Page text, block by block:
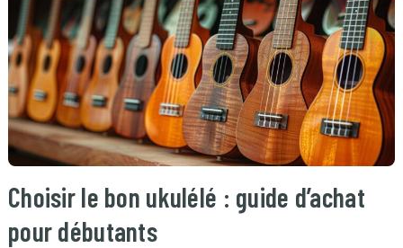
Choisir le bon ukulélé : guide d’achat
pour débutants